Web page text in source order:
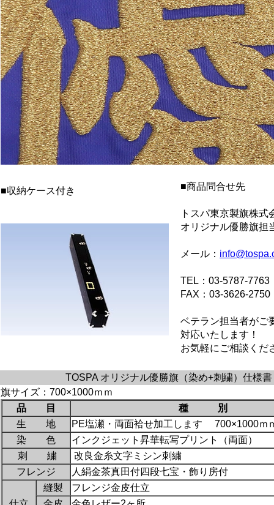
■収納ケース付き ■商品問合せ先
トスパ東京製旗株式
オリジナル優勝旗担
メール：
TEL：03-5787-7763
FAX：03-3626-2750
ベテラン担当者がご
対応いたします！
お気軽にご相談くだ
TOSPA オリジナル優勝旗（染め+刺繍）仕様書
旗サイズ：700×1000ｍｍ
品 目
種 別
生 地
PE塩瀬・両面袷せ加工します 700×1000ｍ
染 色
インクジェット昇華転写プリント（両面）
刺 繍
改良金糸文字ミシン刺繍
フレンジ
人絹金茶真田付四段七宝・飾り房付
縫製
フレンジ金皮仕立